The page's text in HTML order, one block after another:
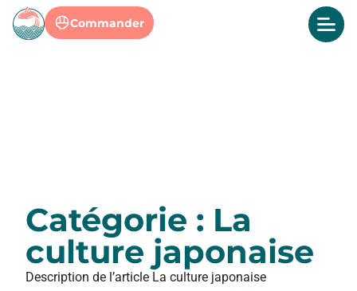
Commander
Catégorie : La
culture japonaise
Description de l’article La culture japonaise